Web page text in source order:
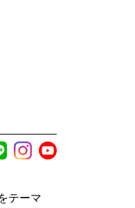
テーマ